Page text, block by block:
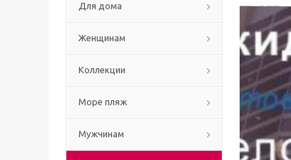
Для дома
Женщинам
Коллекции
Море пляж
Мужчинам